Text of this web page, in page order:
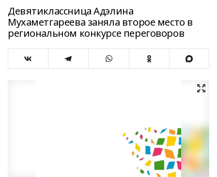
Девятиклассница Адэлина
Мухаметгареева заняла второе место в
региональном конкурсе переговоров